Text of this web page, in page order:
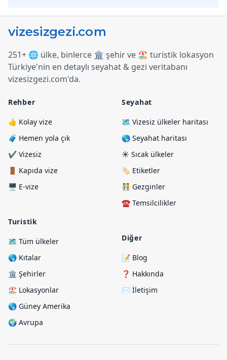
251+ 🌐 ülke, binlerce 🏛️ şehir ve 🏖️ turistik lokasyon
Türkiye'nin en detaylı seyahat & gezi veritabanı
vizesizgezi.com'da.
Rehber
👍 Kolay vize
🧳 Hemen yola çık
✔️ Vizesiz
🚪 Kapıda vize
🖥️ E-vize
Turistik
🗺️ Tüm ülkeler
🌎 Kıtalar
🏛️ Şehirler
🏖️ Lokasyonlar
🌎 Güney Amerika
🌍 Avrupa
Seyahat
🗺️ Vizesiz ülkeler haritası
🌎 Seyahat haritası
☀️ Sıcak ülkeler
🏷️ Etiketler
🧑‍🤝‍🧑 Gezginler
☎️ Temsilcilikler
Diğer
📝 Blog
❓ Hakkında
✉️ İletişim